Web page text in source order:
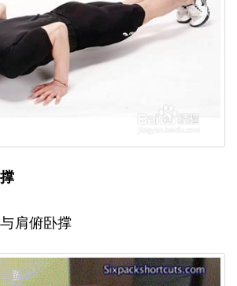
肩俯卧撑